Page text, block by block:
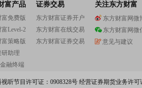
富产品
富免费版
Level-2
富策略版
助理
融终端
证券交易
东方财富证券开户
东方财富在线交易
东方财富证券交易
关注东方财富
东方财富网微
东方财富网微
意见与建议
听节目许可证：0908328号 经营证券期货业务许可